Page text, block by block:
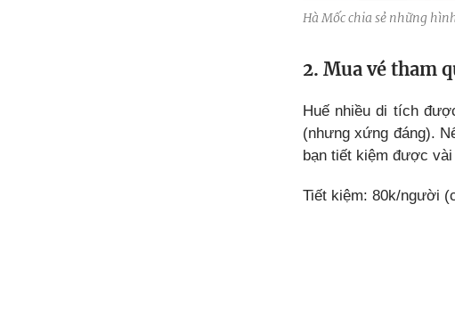
Hà Mốc chia sẻ những
2. Mua vé tham
Huế nhiều di tích
(nhưng xứng đáng).
bạn tiết kiệm được
Tiết kiệm: 80k/người